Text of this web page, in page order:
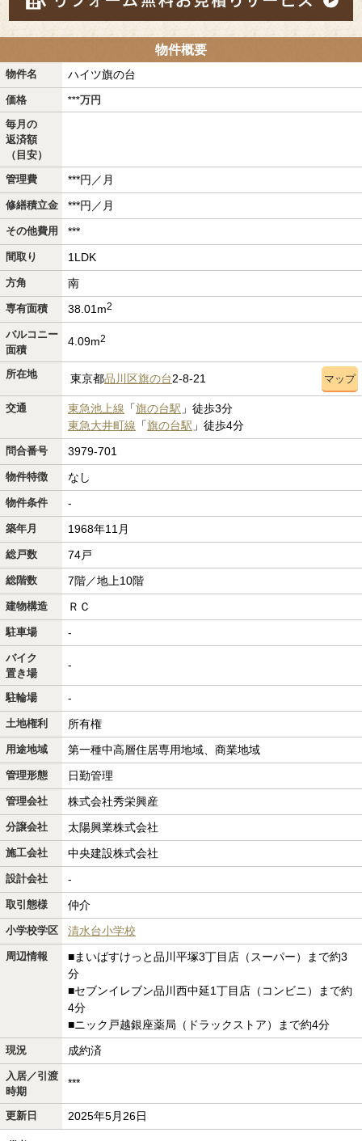
物件概要
物件名 ハイツ旗の台
価格 ***万円
毎月の
返済額
（目安）
管理費
***円／月
修繕積立金 ***円／月
その他費用 ***
間取り 1LDK
方角 南
専有面積 38.01m2
バルコニー
面積
4.09m2
所在地 東京都品川区旗の台2-8-21 マップ
交通 東急池上線 「旗の台駅 」徒歩3分
東急大井町線 「旗の台駅 」徒歩4分
問合番号 3979-701
物件特徴 なし
物件条件 -
築年月 1968年11月
総戸数 74戸
総階数 7階／地上10階
建物構造 ＲＣ
駐車場 -
バイク
置き場
-
駐輪場 -
土地権利 所有権
用途地域 第一種中高層住居専用地域、商業地域
管理形態 日勤管理
管理会社 株式会社秀栄興産
分譲会社 太陽興業株式会社
施工会社 中央建設株式会社
設計会社 -
取引態様 仲介
小学校学区 清水台小学校
周辺情報
■まいばすけっと品川平塚3丁目店（スーパー）まで約3
分
■セブンイレブン品川西中延1丁目店（コンビニ）まで約
4分
■ニック戸越銀座薬局（ドラックストア）まで約4分
現況 成約済
入居／引渡
時期
***
更新日 2025年5月26日